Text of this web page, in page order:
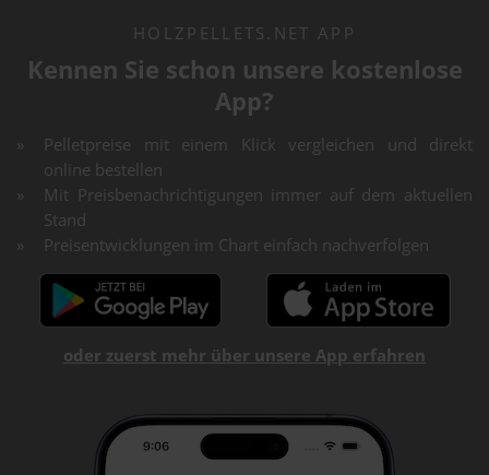
HOLZPELLETS.NET APP
Kennen Sie schon unsere kostenlose
App?
Pelletpreise mit einem Klick vergleichen und direkt
online bestellen
Mit Preisbenachrichtigungen immer auf dem aktuellen
Stand
Preisentwicklungen im Chart einfach nachverfolgen
oder zuerst mehr über unsere App erfahren